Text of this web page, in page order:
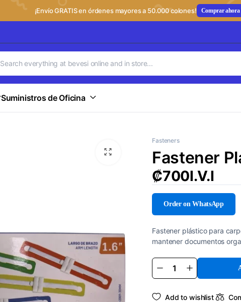
¡Envío GRATIS en órdenes mayores a 50.000 colones! Comprar ahora
Suministros de Oficina
Fasteners
Fastener
₡700I.V.I
Order on WhatsApp
Fastener plástico para
mantener documentos
Fastener
Plástico
quantity
Add to wishlist